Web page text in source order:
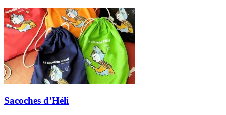
Sacoches d’Héli